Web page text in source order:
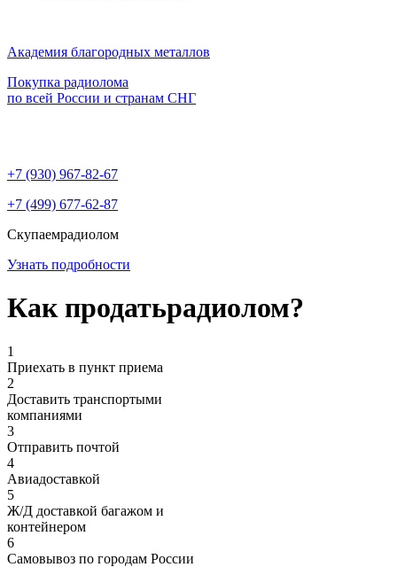
Академия благородных металлов
Покупка радиолома
по всей России и странам СНГ
+7 (930) 967-82-67
+7 (499) 677-62-87
Скупаемрадиолом
Узнать подробности
Как продатьрадиолом?
1
Приехать в пункт приема
2
Доставить транспортыми
компаниями
3
Отправить почтой
4
Авиадоставкой
5
Ж/Д доставкой багажом и
контейнером
6
Самовывоз по городам России